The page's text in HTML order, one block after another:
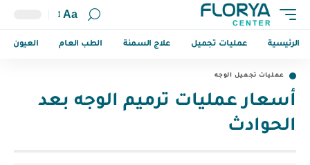
Aa
الرئيسية عمليات تجميل علاج السمنة الطب العام العيون
عمليات تجميل الوجه
أسعار عمليات ترميم الوجه بعد
الحوادث